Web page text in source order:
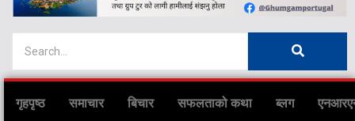
गृहपृष्ठ समाचार बिचार सफलताको कथा ब्लग